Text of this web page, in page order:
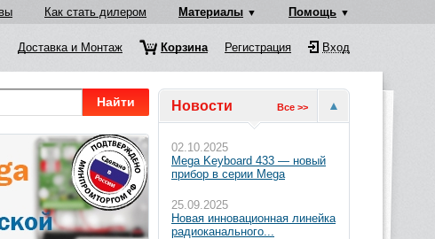
Как стать дилером Материалы Помощь
Доставка и Монтаж Корзина Регистрация Вход
Новости Все >>
02.10.2025
Mega Keyboard 433 — новый
прибор в серии Mega
25.09.2025
Новая инновационная линейка
радиоканального...
Найти